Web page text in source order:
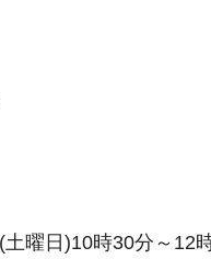
土曜日)10時30分～12